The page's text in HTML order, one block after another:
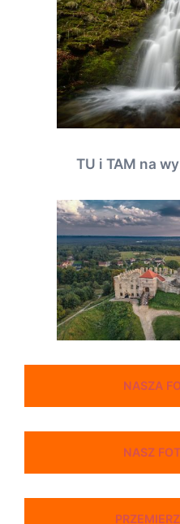
TU i TAM na
NASZA
NASZ